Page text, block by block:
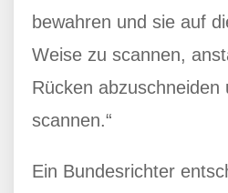
bewahren und sie auf
Weise zu scannen,
Rücken abzuschneiden
scannen.“
Ein Bundesrichter